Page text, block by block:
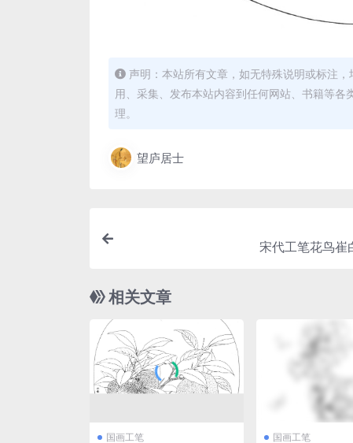
声明：本站所有文章，如无特殊说明或标注
用、采集、发布本站内容到任何网站、书籍等
理。
望庐居士
宋代工笔花鸟崔
相关文章
国画工笔 国画工笔